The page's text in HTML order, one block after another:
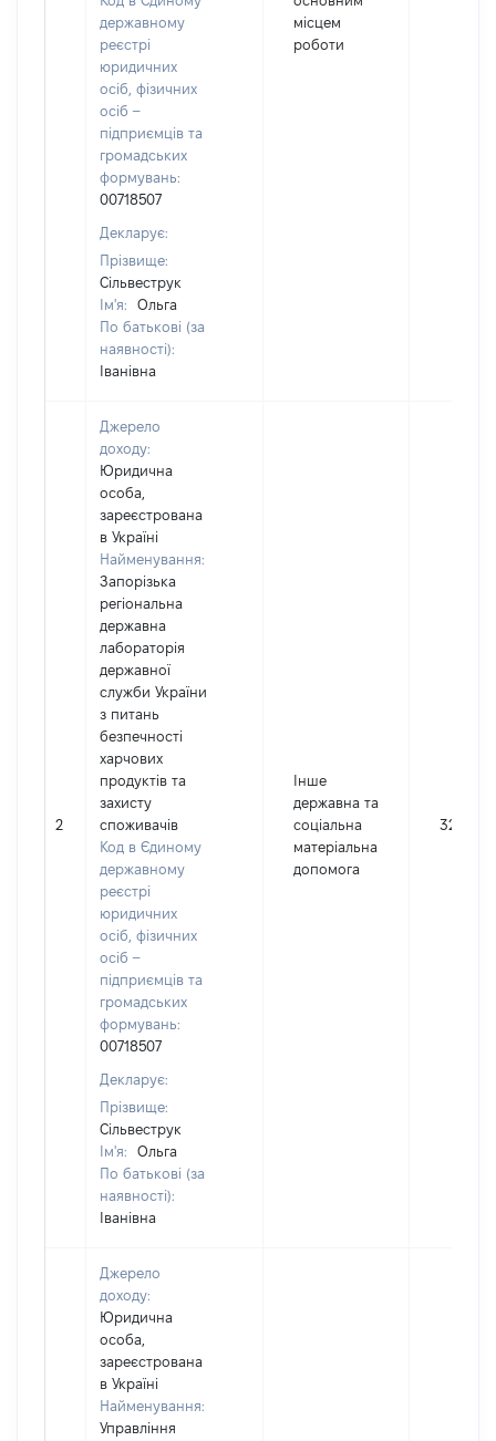
державному
реєстрі
юридичних
осіб, фізичних
осіб –
підприємців та
громадських
формувань:
00718507
Декларує:
Прізвище:
Сільвеструк
Ім'я:
Ольга
По батькові (за
наявності):
Іванівна
місцем
роботи
2
Джерело
доходу:
Юридична
особа,
зареєстрована
в Україні
Найменування:
Запорізька
регіональна
державна
лабораторія
державної
служби України
з питань
безпечності
харчових
продуктів та
захисту
споживачів
Код в Єдиному
державному
реєстрі
юридичних
осіб, фізичних
осіб –
підприємців та
громадських
формувань:
00718507
Декларує:
Прізвище:
Сільвеструк
Ім'я:
Ольга
По батькові (за
наявності):
Іванівна
Інше
державна та
соціальна
матеріальна
допомога
32351
Джерело
доходу:
Юридична
особа,
зареєстрована
в Україні
Найменування:
Управління